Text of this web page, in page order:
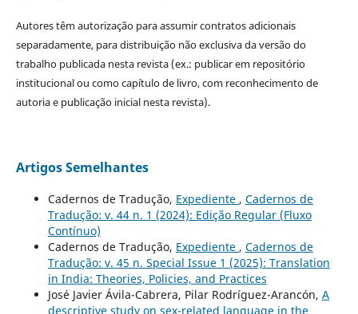
Autores têm autorização para assumir contratos adicionais
separadamente, para distribuição não exclusiva da versão do
trabalho publicada nesta revista (ex.: publicar em repositório
institucional ou como capítulo de livro, com reconhecimento de
autoria e publicação inicial nesta revista).
Artigos Semelhantes
Cadernos de Tradução, Expediente , Cadernos de
Tradução: v. 44 n. 1 (2024): Edição Regular (Fluxo
Contínuo)
Cadernos de Tradução, Expediente , Cadernos de
Tradução: v. 45 n. Special Issue 1 (2025): Translation
in India: Theories, Policies, and Practices
José Javier Ávila-Cabrera, Pilar Rodríguez-Arancón, A
descriptive study on sex-related language in the